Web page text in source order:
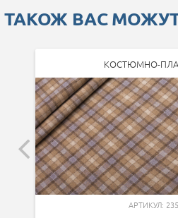
ТАКОЖ ВАС
КОСТЮМНО-
АРТИКУЛ: